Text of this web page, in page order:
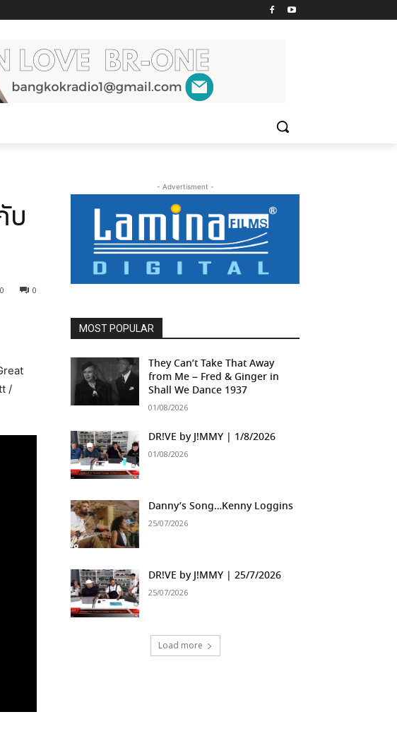
บ
0
/
- Advertisment -
MOST POPULAR
They Can’t Take That Away
from Me – Fred & Ginger in
Shall We Dance 1937
01/08/2026
DR!VE by J!MMY | 1/8/2026
01/08/2026
Danny’s Song…Kenny Loggins
25/07/2026
DR!VE by J!MMY | 25/7/2026
25/07/2026
Load more